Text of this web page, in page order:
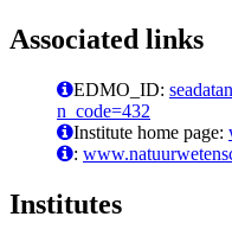
Associated links
EDMO_ID:
n_code=432
Institute home page:
:
Institutes